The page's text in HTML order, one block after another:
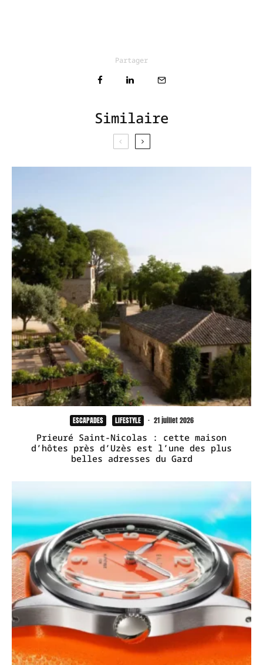
Partager
Similaire
ESCAPADES LIFESTYLE · 21 juillet 2026
Prieuré Saint-Nicolas : cette maison
d’hôtes près d’Uzès est l’une des plus
belles adresses du Gard